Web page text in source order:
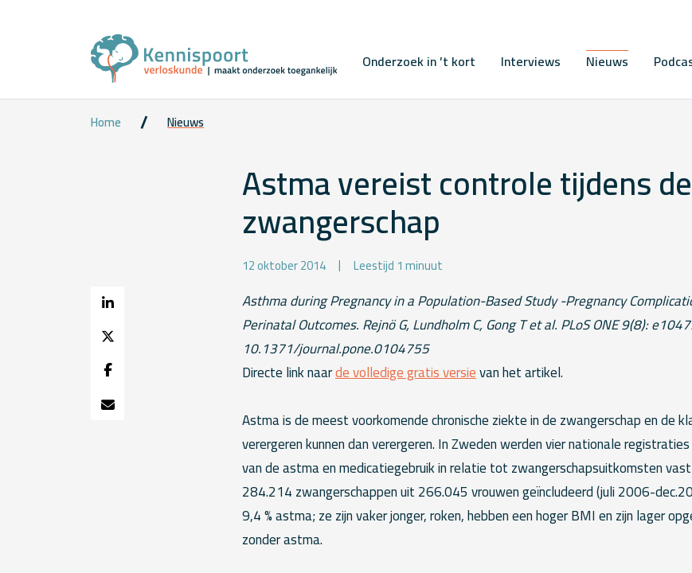
Onderzoek in ’t kort Interviews Nieuws
Home Nieuws
Astma vereist controle tijdens de
zwangerschap
12 oktober 2014 Leestijd 1 minuut
Asthma during Pregnancy in a Population-Based Study -Pregnancy
Perinatal Outcomes. Rejnö G, Lundholm C, Gong T et al. PLoS ONE 9(8):
10.1371/journal.pone.0104755
Directe link naarde volledige gratis versievan het artikel.
Astma is de meest voorkomende chronische ziekte in de zwangerschap en de
verergeren kunnen dan verergeren. In Zweden werden vier nationale
van de astma en medicatiegebruik in relatie tot zwangerschapsuitkomsten
284.214 zwangerschappen uit 266.045 vrouwen geïncludeerd (juli 2006-
9,4 % astma; ze zijn vaker jonger, roken, hebben een hoger BMI en zijn lager
zonder astma.